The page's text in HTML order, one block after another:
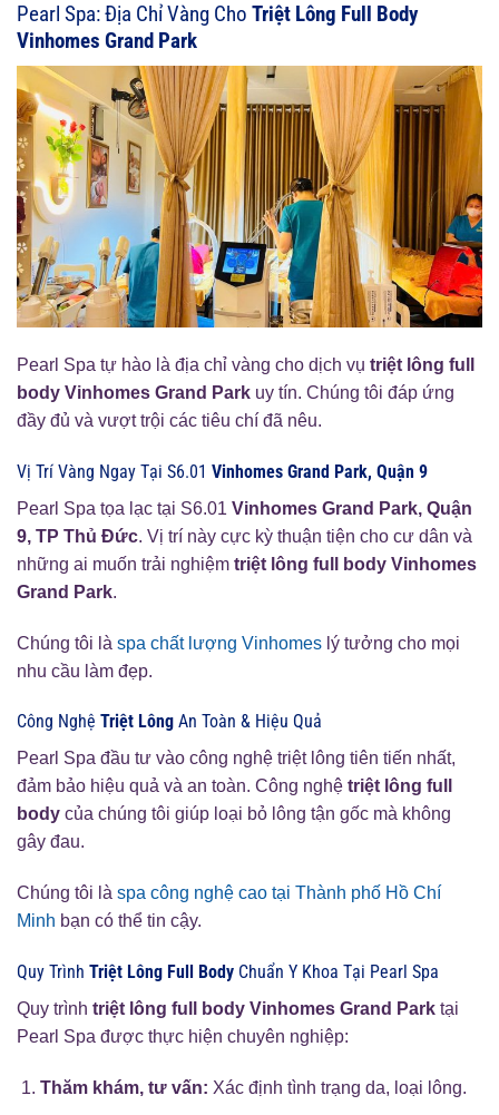
Pearl Spa: Địa Chỉ Vàng Cho Triệt Lông Full Body
Vinhomes Grand Park
Pearl Spa tự hào là địa chỉ vàng cho dịch vụ triệt lông full
body Vinhomes Grand Park uy tín. Chúng tôi đáp ứng
đầy đủ và vượt trội các tiêu chí đã nêu.
Vị Trí Vàng Ngay Tại S6.01 Vinhomes Grand Park, Quận 9
Pearl Spa tọa lạc tại S6.01 Vinhomes Grand Park, Quận
9, TP Thủ Đức. Vị trí này cực kỳ thuận tiện cho cư dân và
những ai muốn trải nghiệm triệt lông full body Vinhomes
Grand Park.
Chúng tôi là spa chất lượng Vinhomes lý tưởng cho mọi
nhu cầu làm đẹp.
Công Nghệ Triệt Lông An Toàn & Hiệu Quả
Pearl Spa đầu tư vào công nghệ triệt lông tiên tiến nhất,
đảm bảo hiệu quả và an toàn. Công nghệ triệt lông full
body của chúng tôi giúp loại bỏ lông tận gốc mà không
gây đau.
Chúng tôi là spa công nghệ cao tại Thành phố Hồ Chí
Minh bạn có thể tin cậy.
Quy Trình Triệt Lông Full Body Chuẩn Y Khoa Tại Pearl Spa
Quy trình triệt lông full body Vinhomes Grand Park tại
Pearl Spa được thực hiện chuyên nghiệp:
Thăm khám, tư vấn: Xác định tình trạng da, loại lông.